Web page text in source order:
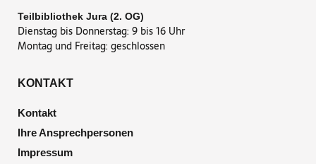
Teilbibliothek Jura (2. OG)
Dienstag bis Donnerstag: 9 bis 16 Uhr
Montag und Freitag: geschlossen
KONTAKT
Kontakt
Ihre Ansprechpersonen
Impressum